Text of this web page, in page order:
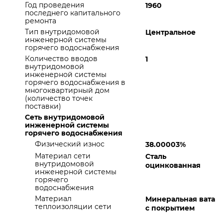
Год проведения
последнего капитального
ремонта
1960
Тип внутридомовой
инженерной системы
горячего водоснабжения
Центральное
Количество вводов
внутридомовой
инженерной системы
горячего водоснабжения в
многоквартирный дом
(количество точек
поставки)
1
Сеть внутридомовой
инженерной системы
горячего водоснабжения
Физический износ
38.00003%
Материал сети
внутридомовой
инженерной системы
горячего
водоснабжения
Сталь
оцинкованная
Материал
теплоизоляции сети
Минеральная вата
с покрытием